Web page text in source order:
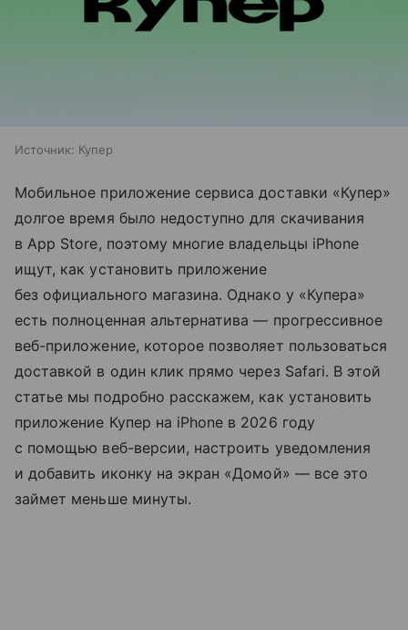
Источник: Купер
Мобильное приложение сервиса доставки «Купер»
долгое время было недоступно для скачивания
в App Store, поэтому многие владельцы iPhone
ищут, как установить приложение
без официального магазина. Однако у «Купера»
есть полноценная альтернатива — прогрессивное
веб-приложение, которое позволяет пользоваться
доставкой в один клик прямо через Safari. В этой
статье мы подробно расскажем, как установить
приложение Купер на iPhone в 2026 году
с помощью веб-версии, настроить уведомления
и добавить иконку на экран «Домой» — все это
займет меньше минуты.